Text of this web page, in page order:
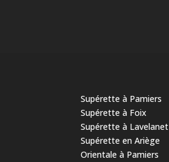
Supérette à Pamiers
Supérette à Foix
Supérette à Lavelanet
Supérette en Ariège
Orientale à Pamiers